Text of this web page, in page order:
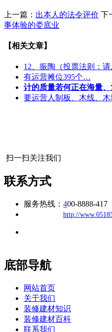
上一篇： 出本人的法令评价 下
事体验的娄底业
【相关文章】
12、振陶（投票法则：
有运营摊位395个…
计的质量若何正在海量
要运营人制板、木线、
扫一扫关注我们
联系方式
服务热线： 400-8888-417
http://
底部导航
网站首页
关于我们
装修建材知识
装修建材百科
联系我们